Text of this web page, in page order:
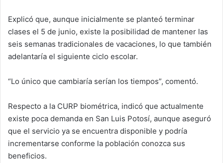
Explicó que, aunque inicialmente se planteó terminar
clases el 5 de junio, existe la posibilidad de mantener las
seis semanas tradicionales de vacaciones, lo que también
adelantaría el siguiente ciclo escolar.
“Lo único que cambiaría serían los tiempos”, comentó.
Respecto a la CURP biométrica, indicó que actualmente
existe poca demanda en San Luis Potosí, aunque aseguró
que el servicio ya se encuentra disponible y podría
incrementarse conforme la población conozca sus
beneficios.